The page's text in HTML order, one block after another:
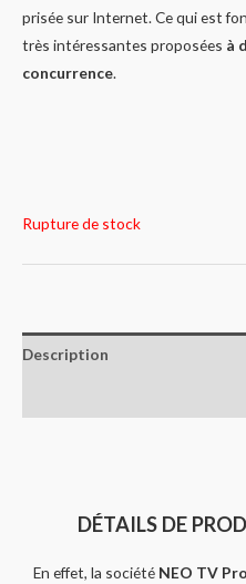
prisée sur Internet. Ce qui est
très intéressantes proposées à
concurrence.
Rupture de stock
Description
DÉTAILS DE
En effet, la société NEO TV